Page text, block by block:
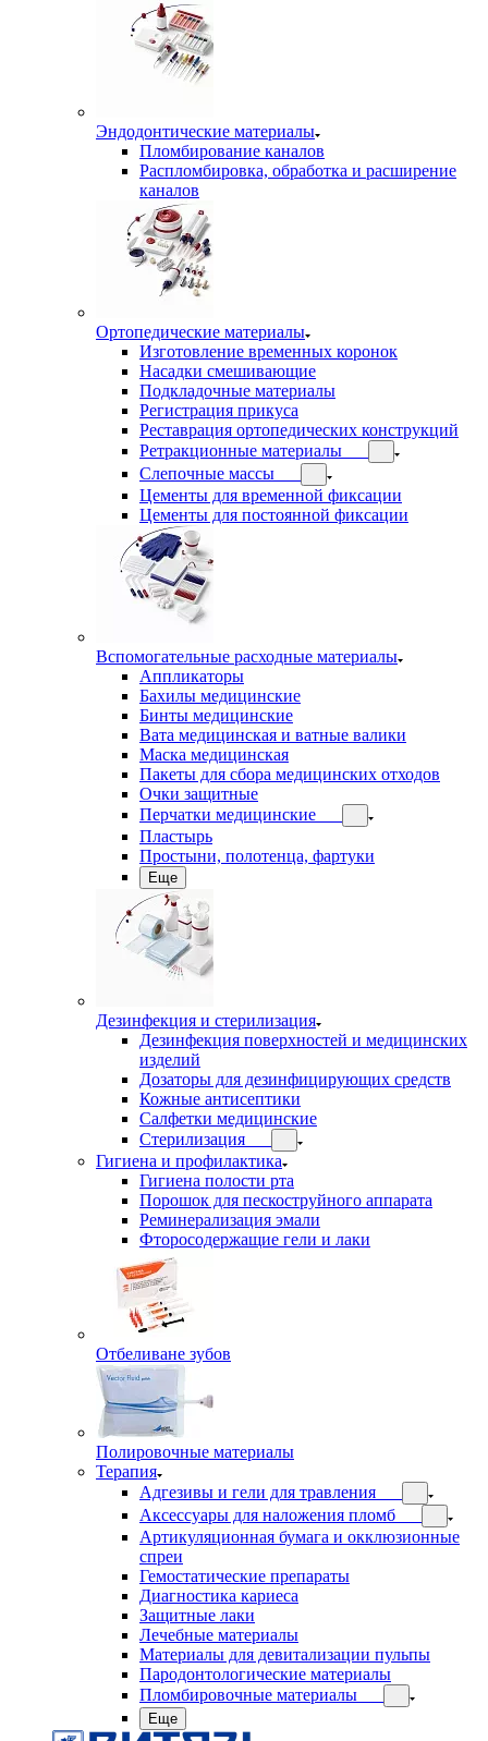
Эндодонтические материалы
Пломбирование каналов
Распломбировка, обработка и расширение
каналов
Ортопедические материалы
Изготовление временных коронок
Насадки смешивающие
Подкладочные материалы
Регистрация прикуса
Реставрация ортопедических конструкций
Ретракционные материалы
Слепочные массы
Цементы для временной фиксации
Цементы для постоянной фиксации
Вспомогательные расходные материалы
Аппликаторы
Бахилы медицинские
Бинты медицинские
Вата медицинская и ватные валики
Маска медицинская
Пакеты для сбора медицинских отходов
Очки защитные
Перчатки медицинские
Пластырь
Простыни, полотенца, фартуки
Еще
Дезинфекция и стерилизация
Дезинфекция поверхностей и медицинских
изделий
Дозаторы для дезинфицирующих средств
Кожные антисептики
Салфетки медицинские
Стерилизация
Гигиена и профилактика
Гигиена полости рта
Порошок для пескоструйного аппарата
Реминерализация эмали
Фторосодержащие гели и лаки
Отбеливане зубов
Полировочные материалы
Терапия
Адгезивы и гели для травления
Аксессуары для наложения пломб
Артикуляционная бумага и окклюзионные
спреи
Гемостатические препараты
Диагностика кариеса
Защитные лаки
Лечебные материалы
Материалы для девитализации пульпы
Пародонтологические материалы
Пломбировочные материалы
Еще